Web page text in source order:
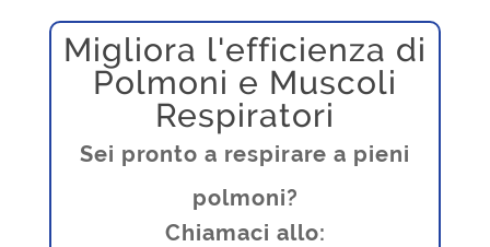
Migliora l'efficienza di
Polmoni e Muscoli
Respiratori
Sei pronto a respirare a pieni
polmoni?
Chiamaci allo: